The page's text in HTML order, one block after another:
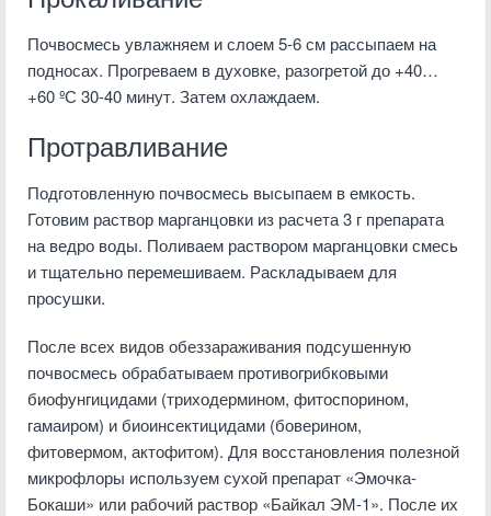
Почвосмесь увлажняем и слоем 5-6 см рассыпаем на
подносах. Прогреваем в духовке, разогретой до +40…
+60 ºС 30-40 минут. Затем охлаждаем.
Протравливание
Подготовленную почвосмесь высыпаем в емкость.
Готовим раствор марганцовки из расчета 3 г препарата
на ведро воды. Поливаем раствором марганцовки смесь
и тщательно перемешиваем. Раскладываем для
просушки.
После всех видов обеззараживания подсушенную
почвосмесь обрабатываем противогрибковыми
биофунгицидами (триходермином, фитоспорином,
гамаиром) и биоинсектицидами (боверином,
фитовермом, актофитом). Для восстановления полезной
микрофлоры используем сухой препарат «Эмочка-
Бокаши» или рабочий раствор «Байкал ЭМ-1». После их